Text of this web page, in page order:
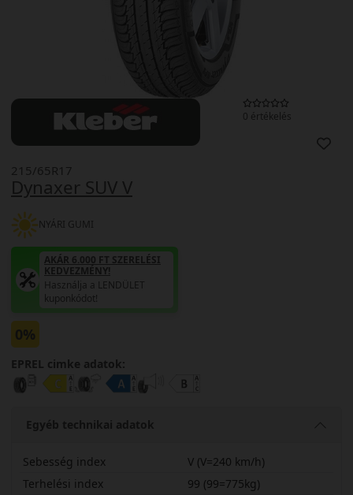
0 értékelés
Dynaxer SUV V
215/65R17
NYÁRI GUMI
AKÁR 6.000 FT SZERELÉSI
KEDVEZMÉNY!
Használja a LENDÜLET
kuponkódot!
0%
EPREL cimke adatok:
Egyéb technikai adatok
Sebesség index
V (V=240 km/h)
Terhelési index
99 (99=775kg)